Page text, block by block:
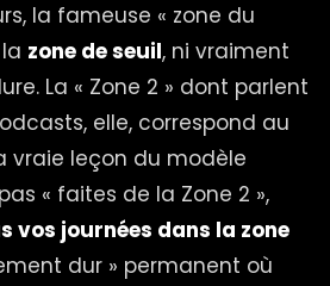
la fameuse « zone du
zone de seuil, ni vraiment
La « Zone 2 » dont parlent
elle, correspond au
vraie leçon du modèle
« faites de la Zone 2 »,
vos journées dans la zone
dur » permanent où